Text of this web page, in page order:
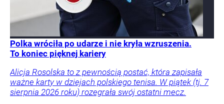
Polka wróciła po udarze i nie kryła wzruszenia.
To koniec pięknej kariery
Alicja Rosolska to z pewnością postać, która zapisała
ważne karty w dziejach polskiego tenisa. W piątek (tj. 7
sierpnia 2026 roku) rozegrała swój ostatni mecz.